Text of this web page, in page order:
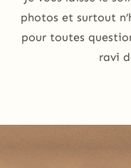
photos et surtout
pour toutes
ravi